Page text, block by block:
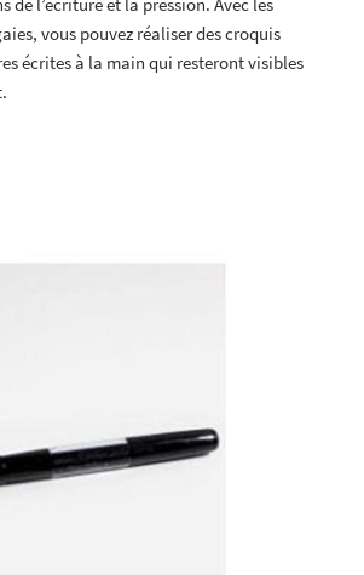
vous pouvez réaliser des croquis
écrites à la main qui resteront visibles